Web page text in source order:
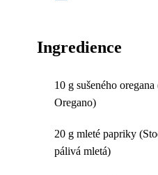
Ingredience
10 g sušeného
Oregano)
20 g mleté papriky
pálivá mletá)